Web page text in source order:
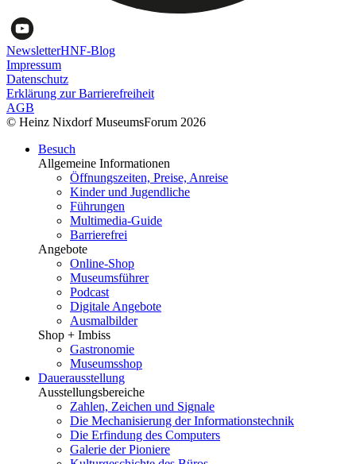
NewsletterHNF-Blog
Impressum
Datenschutz
Erklärung zur Barrierefreiheit
AGB
© Heinz Nixdorf MuseumsForum 2026
Besuch
Allgemeine Informationen
Öffnungszeiten, Preise, Anreise
Kinder und Jugendliche
Führungen
Multimedia-Guide
Barrierefrei
Angebote
Online-Shop
Museumsführer
Podcast
Digitale Angebote
Ausmalbilder
Shop + Imbiss
Gastronomie
Museumsshop
Dauerausstellung
Ausstellungsbereiche
Zahlen, Zeichen und Signale
Die Mechanisierung der Informationstechnik
Die Erfindung des Computers
Galerie der Pioniere